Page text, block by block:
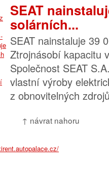
SEAT
solárních...
SEAT nainstaluje 39
Ztrojnásobí kapacitu
Společnost SEAT
vlastní výroby
z obnovitelných
↑ návrat nahoru